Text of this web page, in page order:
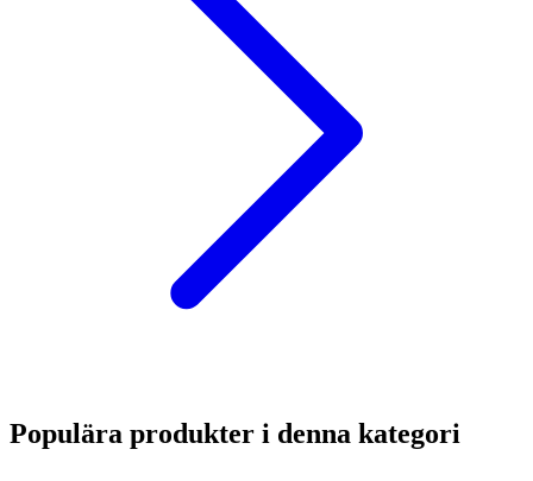
Populära produkter i denna kategori